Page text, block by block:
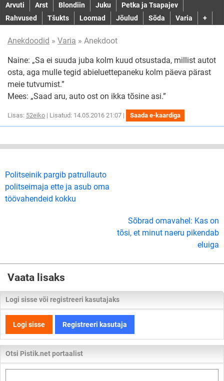
Arvuti Arst Blondiin Juku
Petka ja Tsapajev
Rahvused
Tšukts Loomad Jõulud Sõda Varia +
Anekdoodid » Varia » Anekdoot
Naine: „Sa ei suuda juba kolm kuud otsustada, millist autot
osta, aga mulle tegid abieluettepaneku kolm päeva pärast
meie tutvumist.”
Mees: „Saad aru, auto ost on ikka tõsine asi.”
Lisas: 52eiko | Lisatud: 14.05.2016 21:07 | Saada e-kaardiga
Politseinik pargib patrullauto
politseimaja ette ja asub oma
töövahendeid kokku
Sõbrad omavahel: Kas on
tõsi, et minut naeru pikendab
eluiga
Vaata lisaks
Logi sisse või registreeri kasutajaks
Logi sisse Registreeri kasutaja
Otsi Pistik.net portaalist